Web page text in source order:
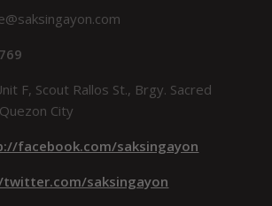
F, Scout Rallos St., Brgy. Sacred
City
facebook.com/saksingayon
saksingayon